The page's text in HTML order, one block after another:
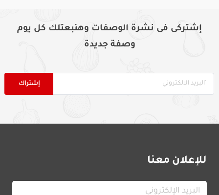
إشتركى فى نشرة الوصفات وهنبعتلك كل يوم
وصفة جديدة
للإعلان معنا